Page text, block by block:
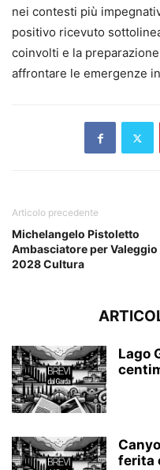
nei contesti più
positivo ricevuto
coinvolti e la
affrontare le emergenze
Articolo precedente
Michelangelo Pistoletto
Ambasciatore per Valeggio
2028 Cultura
Lago
ferita